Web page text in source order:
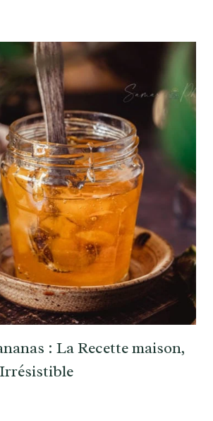
: La Recette maison,